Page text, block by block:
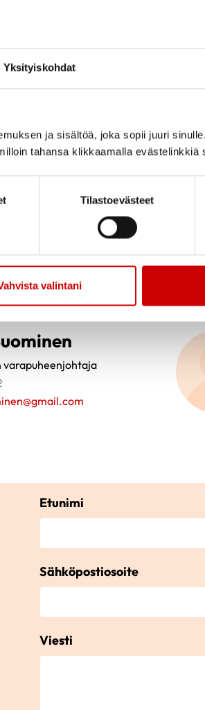
Yksityiskohdat
ja sisältöä, joka sopii juuri
tahansa klikkaamalla evästelinkkiä
Tilastoevästeet
valintani
jäsenasioiden hoitaja
varapuheenjohtaja
Etunimi
Sähköpostiosoite
Viesti